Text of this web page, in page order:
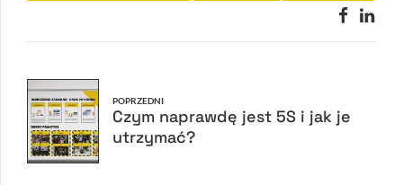
POPRZEDNI
Czym naprawdę jest 5S i jak je
utrzymać?